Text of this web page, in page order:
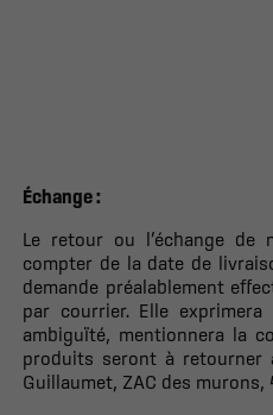
Échange :
Le retour ou l’échange de
compter de la date de
demande préalablement
par courrier. Elle
ambiguïté, mentionnera la
produits seront à retourner
Guillaumet, ZAC des murons,